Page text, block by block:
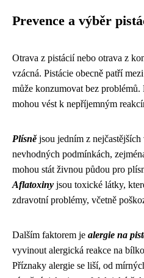
Prevence a výběr
Otrava z pistácií nebo otrava z
vzácná. Pistácie obecně patří
může konzumovat bez
mohou vést k nepříjemným
Plísnějsou jedním z
nevhodných podmínkách,
mohou stát živnou půdou pro
Aflatoxiny jsou toxické látky,
zdravotní problémy, včetně
Dalším faktorem je alergie na
vyvinout alergická reakce na
Příznaky alergie se liší, od